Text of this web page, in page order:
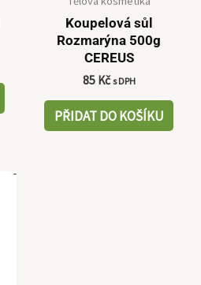
Koupelová sůl
Rozmarýna 500g
CEREUS
85 Kč s DPH
PŘIDAT DO KOŠÍKU